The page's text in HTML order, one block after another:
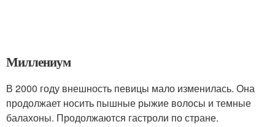
Миллениум
В 2000 году внешность певицы мало изменилась. Она
продолжает носить пышные рыжие волосы и темные
балахоны. Продолжаются гастроли по стране.